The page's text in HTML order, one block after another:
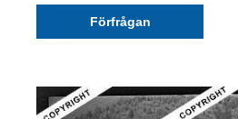
Förfrågan